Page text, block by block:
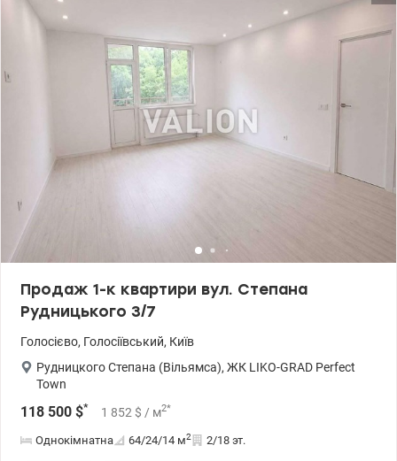
Республіка, Епіцентр, Метро, ​​ТЦ Магеллан. Ціна 229999 у.о.
Продаж 1-к квартири вул. Степана
Рудницького 3/7
Голосієво, Голосіївський, Київ
Рудницкого Степана (Вільямса), ЖК LIKO-GRAD Perfect
Town
118 500 $* 1 852 $ / м2*
Однокімнатна 64/24/14 м2 2/18 эт.